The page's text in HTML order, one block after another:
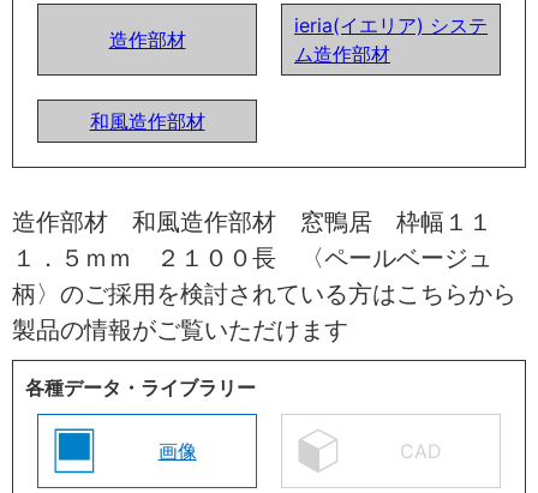
造作部材
ieria(イエリア) システ
ム造作部材
和風造作部材
造作部材 和風造作部材 窓鴨居 枠幅１１
１．５ｍｍ ２１００長 〈ペールベージュ
柄〉のご採用を検討されている方はこちらから
製品の情報がご覧いただけます
各種データ・ライブラリー
画像 CAD